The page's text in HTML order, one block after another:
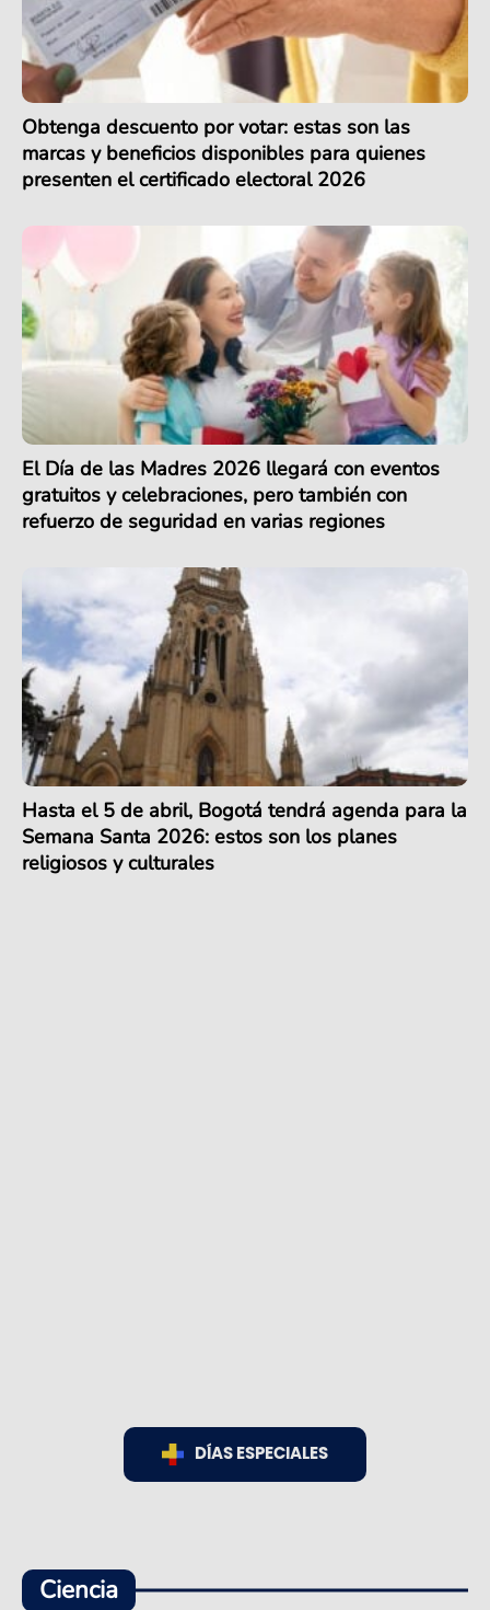
Obtenga descuento por votar: estas son las
marcas y beneficios disponibles para quienes
presenten el certificado electoral 2026
El Día de las Madres 2026 llegará con eventos
gratuitos y celebraciones, pero también con
refuerzo de seguridad en varias regiones
Hasta el 5 de abril, Bogotá tendrá agenda para la
Semana Santa 2026: estos son los planes
religiosos y culturales
DÍAS ESPECIALES
Ciencia